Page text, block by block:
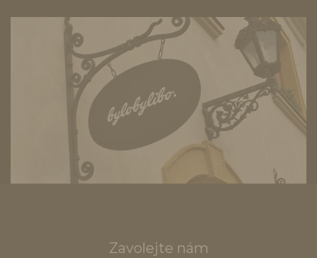
Zavolejte nám